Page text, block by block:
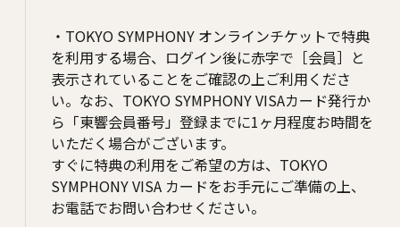
・TOKYO SYMPHONY オンラインチケットで特典
を利⽤する場合、ログイン後に⾚字で［会員］と
表⽰されていることをご確認の上ご利⽤くださ
い。なお、TOKYO SYMPHONY VISAカード発⾏か
ら「東響会員番号」登録までに1ヶ⽉程度お時間を
いただく場合がございます。
すぐに特典の利⽤をご希望の⽅は、TOKYO
SYMPHONY VISA カードをお⼿元にご準備の上、
お電話でお問い合わせください。